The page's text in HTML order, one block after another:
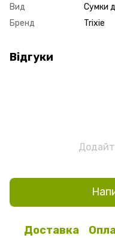
Вид
Сумки
Бренд
Trixie
Відгуки
Доставка